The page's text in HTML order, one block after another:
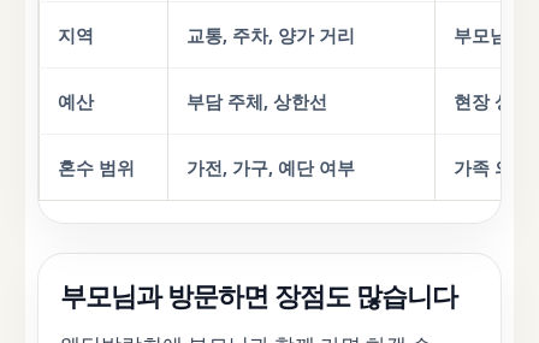
지역 교통, 주차, 양가 거리 부모님 만
예산 부담 주체, 상한선 현장 상담
혼수 범위 가전, 가구, 예단 여부 가족 의견
부모님과 방문하면 장점도 많습니다